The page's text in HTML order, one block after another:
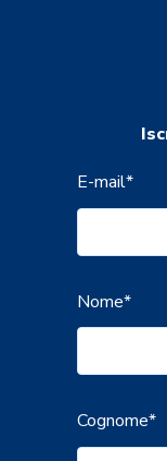
E-mail*
Nome*
Cognome*